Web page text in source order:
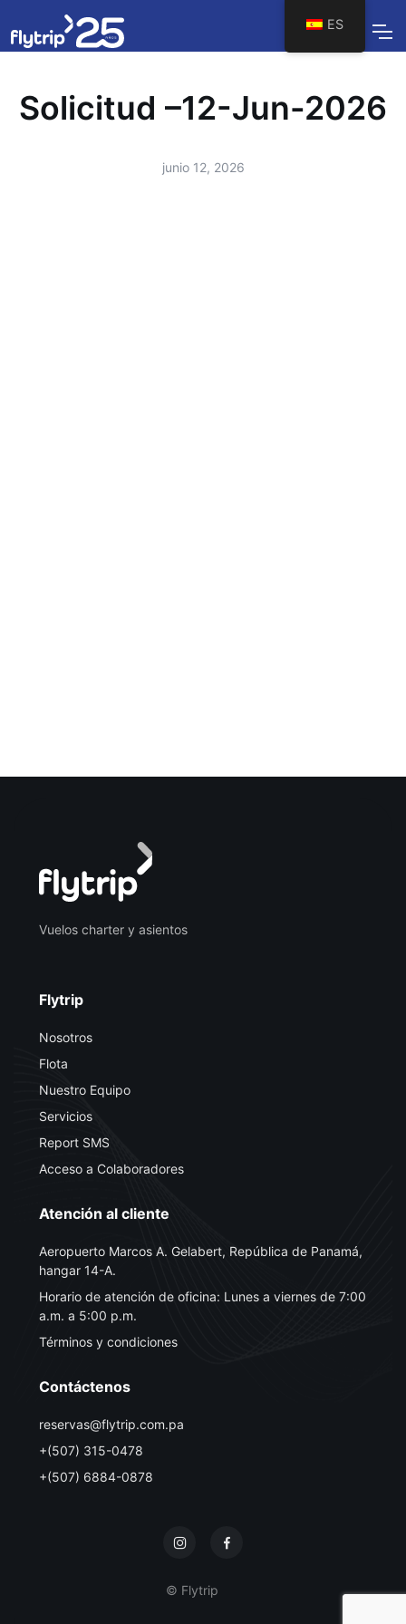
Solicitud –12-Jun-2026
junio 12, 2026
Vuelos charter y asientos
Flytrip
Nosotros
Flota
Nuestro Equipo
Servicios
Report SMS
Acceso a Colaboradores
Atención al cliente
Aeropuerto Marcos A. Gelabert, República de Panamá,
hangar 14-A.
Horario de atención de oficina: Lunes a viernes de 7:00
a.m. a 5:00 p.m.
Términos y condiciones
Contáctenos
reservas@flytrip.com.pa
+(507) 315-0478
+(507) 6884-0878
© Flytrip
ES